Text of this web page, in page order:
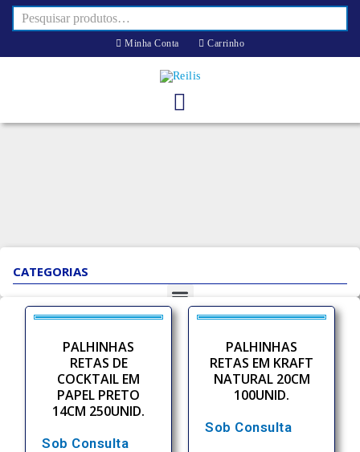
Minha Conta Carrinho
CATEGORIAS
PALHINHAS
RETAS DE
COCKTAIL EM
PAPEL PRETO
14CM 250UNID.
Sob Consulta
PALHINHAS
RETAS EM KRAFT
NATURAL 20CM
100UNID.
Sob Consulta